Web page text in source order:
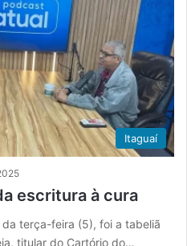
Itaguaí
escritura à cura
terça-feira (5), foi a tabeliã
titular do Cartório do…